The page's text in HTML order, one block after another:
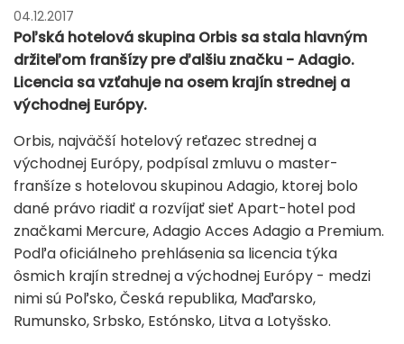
04.12.2017
Poľská hotelová skupina Orbis sa stala hlavným
držiteľom franšízy pre ďalšiu značku - Adagio.
Licencia sa vzťahuje na osem krajín strednej a
východnej Európy.
Orbis, najväčší hotelový reťazec strednej a
východnej Európy, podpísal zmluvu o master-
franšíze s hotelovou skupinou Adagio, ktorej bolo
dané právo riadiť a rozvíjať sieť Apart-hotel pod
značkami Mercure, Adagio Acces Adagio a Premium.
Podľa oficiálneho prehlásenia sa licencia týka
ôsmich krajín strednej a východnej Európy - medzi
nimi sú Poľsko, Česká republika, Maďarsko,
Rumunsko, Srbsko, Estónsko, Litva a Lotyšsko.